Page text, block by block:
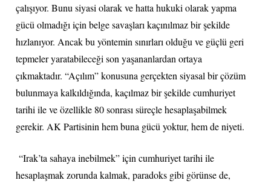
çalışıyor. Bunu siyasi olarak ve hatta hukuki olarak yapma
gücü olmadığı için belge savaşları kaçınılmaz bir şekilde
hızlanıyor. Ancak bu yöntemin sınırları olduğu ve güçlü geri
tepmeler yaratabileceği son yaşananlardan ortaya
çıkmaktadır. “Açılım” konusuna gerçekten siyasal bir çözüm
bulunmaya kalkıldığında, kaçılmaz bir şekilde cumhuriyet
tarihi ile ve özellikle 80 sonrası süreçle hesaplaşabilmek
gerekir. AK Partisinin hem buna gücü yoktur, hem de niyeti.
“Irak’ta sahaya inebilmek” için cumhuriyet tarihi ile
hesaplaşmak zorunda kalmak, paradoks gibi görünse de,